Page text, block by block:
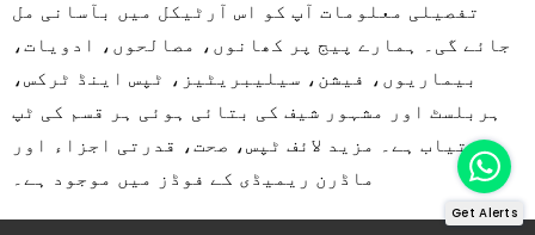
تفصیلی معلومات آپ کو اس آرٹیکل میں بآسانی مل
جائے گی۔ ہمارے پیج پر کھانوں، مصالحوں، ادویات،
بیماریوں، فیشن، سیلیبریٹیز، ٹپس اینڈ ٹرکس،
ہربلسٹ اور مشہور شیف کی بتائی ہوئی ہر قسم کی ٹپ
دستیاب ہے۔ مزید لائف ٹپس، صحت، قدرتی اجزاء اور
ماڈرن ریمیڈی کے فوڈز میں موجود ہے۔
Get Alerts